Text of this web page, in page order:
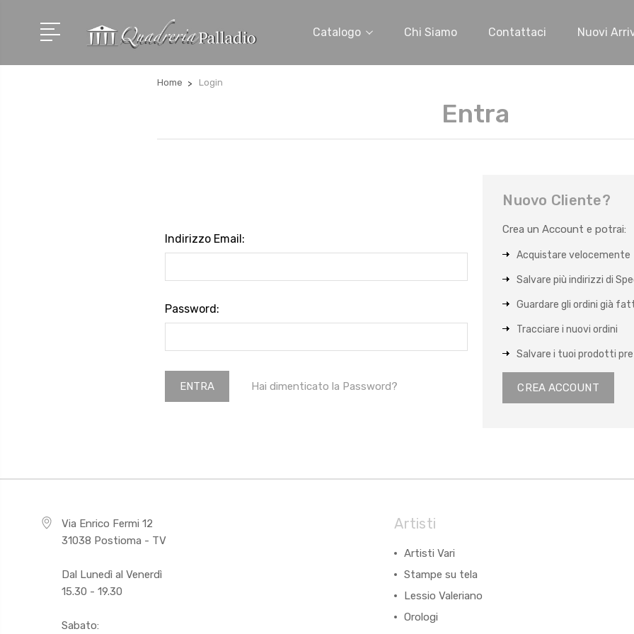
Catalogo Chi Siamo Contattaci Nuovi
Home Login
Entra
Indirizzo Email:
Password:
Hai dimenticato la Password?
Nuovo Cliente?
Crea un Account e potrai:
Acquistare velocemente
Salvare più indirizzi di
Guardare gli ordini già
Tracciare i nuovi ordini
Salvare i tuoi prodotti
CREA ACCOUNT
Via Enrico Fermi 12
31038 Postioma - TV
Dal Lunedì al Venerdì
15.30 - 19.30
Sabato:
Artisti
Artisti Vari
Stampe su tela
Lessio Valeriano
Orologi